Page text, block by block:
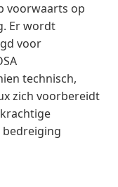
voorwaarts op
Er wordt
voor
technisch,
zich voorbereidt